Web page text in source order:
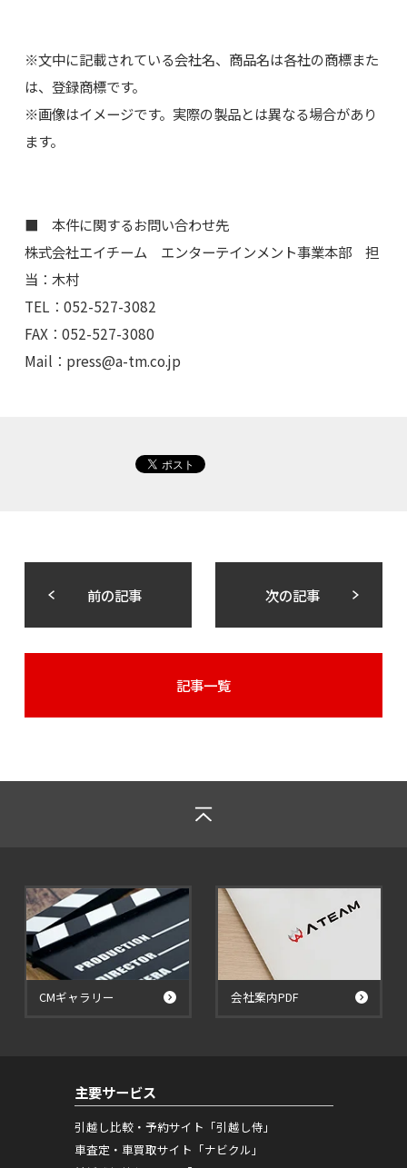
※文中に記載されている会社名、商品名は各社の商標また
は、登録商標です。
※画像はイメージです。実際の製品とは異なる場合があり
ます。
■ 本件に関するお問い合わせ先
株式会社エイチーム エンターテインメント事業本部 担
当：木村
TEL：052-527-3082
FAX：052-527-3080
Mail： press@a-tm.co.jp
前の記事 次の記事
記事一覧
CMギャラリー 会社案内PDF
主要サービス
引越し比較・予約サイト「引越し侍」
車査定・車買取サイト「ナビクル」